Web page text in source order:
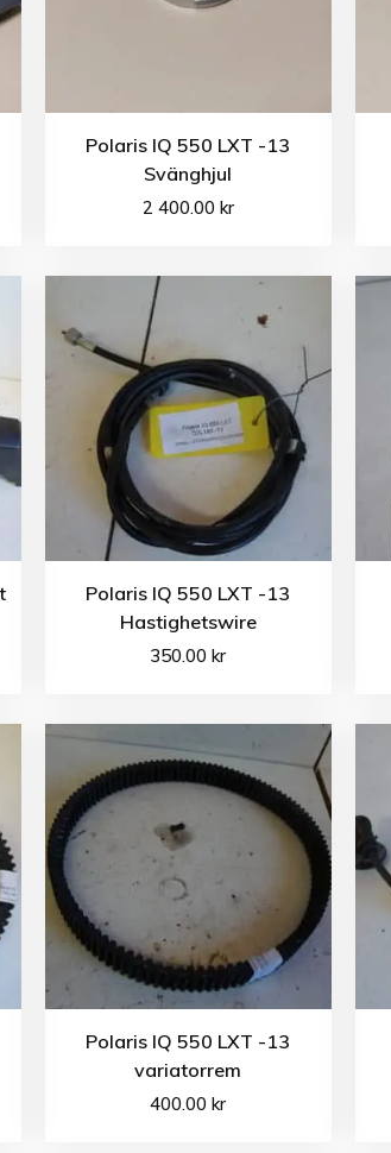
Polaris IQ 550 LXT -13
Svänghjul
2 400.00 kr
Polaris IQ 550 LXT -13
Hastighetswire
350.00kr
Polaris IQ 550 LXT -13
variatorrem
400.00kr